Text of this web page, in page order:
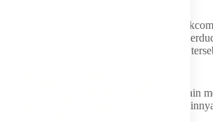
Dari video yang beredar seperti dilihat
(14/6/2026), tampak seorang wanita yang
dipukuli seorang pria berkaus biru. Wanita
Pada adegan selanjutnya, seorang wanita lain
bagian kepala korban. Sementara wanita